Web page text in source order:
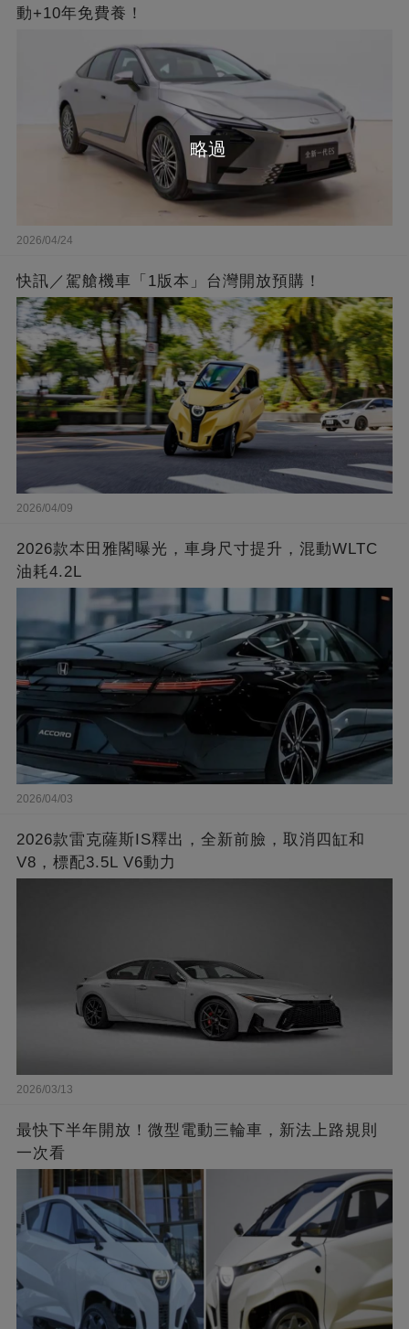
動+10年免費養！
2026/04/24
快訊／駕艙機車「1版本」台灣開放預購！
2026/04/09
2026款本田雅閣曝光，車身尺寸提升，混動WLTC
油耗4.2L
2026/04/03
2026款雷克薩斯IS釋出，全新前臉，取消四缸和
V8，標配3.5L V6動力
2026/03/13
最快下半年開放！微型電動三輪車，新法上路規則
一次看
略過